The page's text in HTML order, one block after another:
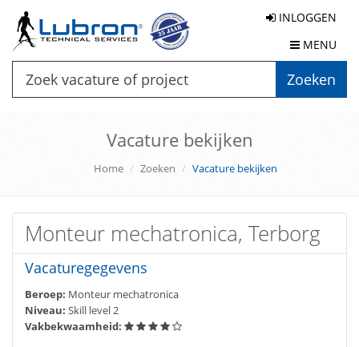
Zoeken
INLOGGEN
MENU
Vacature bekijken
Home Zoeken Vacature bekijken
Monteur mechatronica, Terborg
Vacaturegegevens
Beroep: Monteur mechatronica
Niveau: Skill level 2
Vakbekwaamheid: